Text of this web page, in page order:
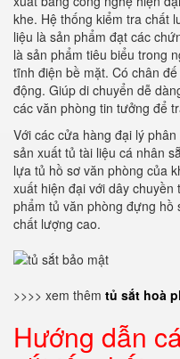
khe. Hệ thống kiểm tra chất
liệu là sản phẩm đạt các
là sản phẩm tiêu biểu trong
tĩnh điện bề mặt. Có chân
động. Giúp di chuyển dễ
các văn phòng tin tưởng để
Với các cửa hàng đại lý
sản xuất tủ tài liệu cá nhân
lựa tủ hồ sơ văn phòng của
xuất hiện đại với dây
phẩm tủ văn phòng đựng hồ
chất lượng cao.
>>>> xem thêm tủ sắt hoà
Hướng dẫn